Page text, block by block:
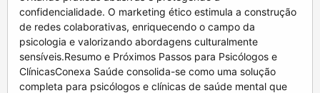
confidencialidade. O marketing ético estimula a construção
de redes colaborativas, enriquecendo o campo da
psicologia e valorizando abordagens culturalmente
sensíveis.Resumo e Próximos Passos para Psicólogos e
ClínicasConexa Saúde consolida-se como uma solução
completa para psicólogos e clínicas de saúde mental que